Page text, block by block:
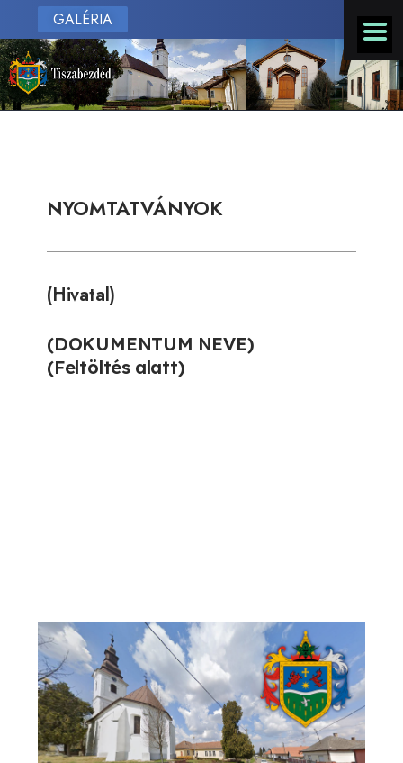
GALÉRIA
NYOMTATVÁNYOK
(Hivatal)
(DOKUMENTUM NEVE)
(Feltöltés alatt)